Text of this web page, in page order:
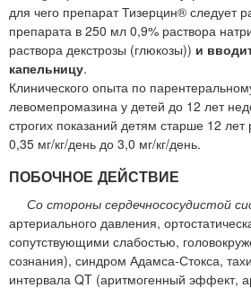
для чего препарат Тизерцин® следует
препарата в 250 мл 0,9% раствора
раствора декстрозы (глюкозы)) и
капельницу.
Клинического опыта по
левомепромазина у детей до 12 лет
строгих показаний детям старше 12
0,35 мг/кг/день до 3,0 мг/кг/день.
ПОБОЧНОЕ ДЕЙСТВИЕ
Со стороны сердечнососудистой
артериального давления,
сопутствующими слабостью,
сознания), синдром Адамса-Стокса,
интервала QT (аритмогенный эффект,